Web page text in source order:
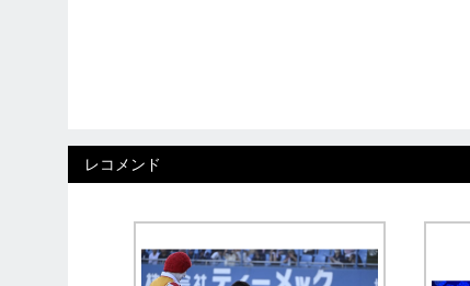
レコメンド